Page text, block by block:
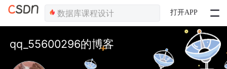
打开APP
qq_55600296的博客